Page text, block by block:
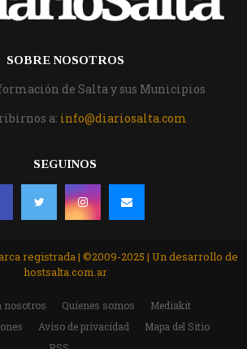
SOBRE NOSOTROS
de Salta y sus Municipios
a: info@diariosalta.com
SEGUINOS
registrada | ©2009-2025 | Un desarrollo de
hostsalta.com.ar
nosotros Quienes somos
Mediakit
Aviso de privacidad
Mapa del Sitio